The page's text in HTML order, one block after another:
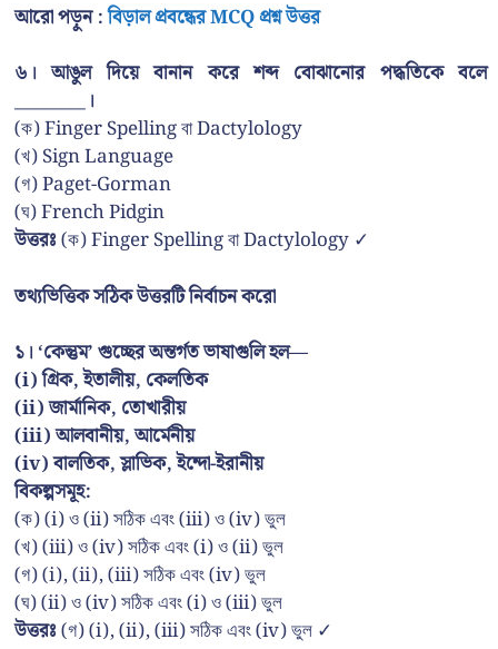
আরো পড়ুন :বিড়াল প্রবন্ধের MCQ প্রশ্ন উত্তর
৬। আঙুল দিয়ে বানান করে শব্দ বোঝানোর পদ্ধতিকে বলে
________।
(ক) Finger Spelling বা Dactylology
(খ) Sign Language
(গ) Paget-Gorman
(ঘ) French Pidgin
উত্তরঃ(ক) Finger Spelling বা Dactylology ✓
তথ্যভিত্তিক সঠিক উত্তরটি নির্বাচন করো
১। ‘কেন্তুম’ গুচ্ছের অন্তর্গত ভাষাগুলি হল—
(i) গ্রিক, ইতালীয়, কেলতিক
(ii) জার্মানিক, তোখারীয়
(iii) আলবানীয়, আর্মেনীয়
(iv) বালতিক, স্লাভিক, ইন্দো-ইরানীয়
বিকল্পসমূহ:
(ক) (i) ও (ii) সঠিক এবং (iii) ও (iv) ভুল
(খ) (iii) ও (iv) সঠিক এবং (i) ও (ii) ভুল
(গ) (i), (ii), (iii) সঠিক এবং (iv) ভুল
(ঘ) (ii) ও (iv) সঠিক এবং (i) ও (iii) ভুল
উত্তরঃ(গ) (i), (ii), (iii) সঠিক এবং (iv) ভুল ✓